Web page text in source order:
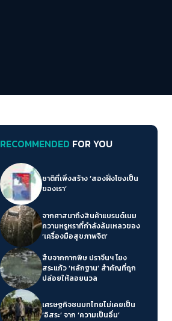
RECOMMENDED FOR YOU
ชาติที่เพิ่งสร้าง ‘สองฝั่งโขงเป็น
ของเรา’
จากศาสนาถึงสินค้าแบรนด์เนม
ความหรูหราที่กำลังล้มเหลวของ
‘เครื่องมือสุขภาพจิต’
สืบจากกากพิษ ปราจีนฯ โยง
สระแก้ว ‘หลักฐาน’ สำคัญที่ถูก
ปล่อยให้ลอยนวล
เศรษฐกิจชนบทไทยไม่เคยเป็น
‘อิสระ’ จาก ‘ความเป็นอื่น’